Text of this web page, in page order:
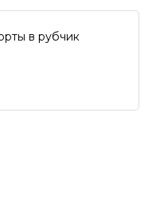
в рубчик